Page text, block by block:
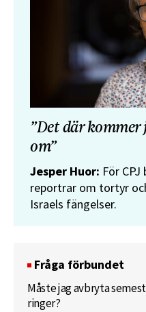
”Det där
om”
Jesper Huor: För
reportrar om tortyr
Israels fängelser.
Fråga förbundet
Måste jag avbryta
ringer?